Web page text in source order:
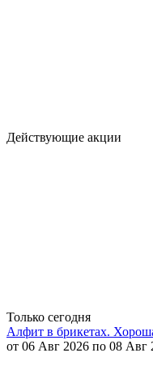
Действующие акции
Только сегодня
Алфит в брикетах.
от 06 Авг 2026 по 08 Авг